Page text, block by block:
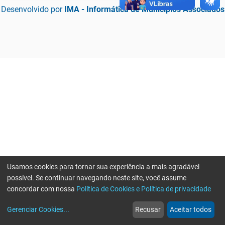
Desenvolvido por IMA - Informática de Municípios Associados
web
Notícias
more_horiz
Mais
Usamos cookies para tornar sua experiência a mais agradável
possível. Se continuar navegando neste site, você assume
concordar com nossa Política de Cookies e Política de privacidade
Gerenciar Cookies... Recusar Aceitar todos
Erro ao enviar informações, por favor tente novamente